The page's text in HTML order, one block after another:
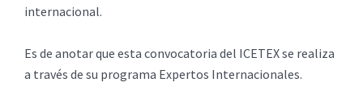
internacional.
Es de anotar que esta convocatoria del ICETEX se realiza
a través de su programa Expertos Internacionales.